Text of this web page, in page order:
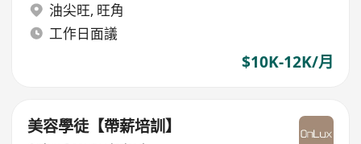
油尖旺, 旺角
工作日面議
$10K-12K/月
美容學徒【帶薪培訓】